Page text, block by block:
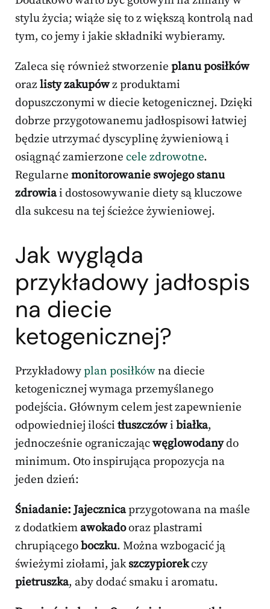
stylu życia; wiąże się to z większą kontrolą nad
tym, co jemy i jakie składniki wybieramy.
Zaleca się również stworzenie planu posiłków
orazlisty zakupówz produktami
dopuszczonymi w diecie ketogenicznej. Dzięki
dobrze przygotowanemu jadłospisowi łatwiej
będzie utrzymać dyscyplinę żywieniową i
osiągnąć zamierzone cele zdrowotne.
Regularne monitorowanie swojego stanu
zdrowiai dostosowywanie diety są kluczowe
dla sukcesu na tej ścieżce żywieniowej.
Jak wygląda
przykładowy jadłospis
na diecie
ketogenicznej?
Przykładowyplan posiłkówna diecie
ketogenicznej wymaga przemyślanego
podejścia. Głównym celem jest zapewnienie
odpowiedniej ilości tłuszczówi białka,
jednocześnie ograniczającwęglowodanydo
minimum. Oto inspirująca propozycja na
jeden dzień:
Śniadanie: Jajecznicaprzygotowana na maśle
z dodatkiemawokadooraz plastrami
chrupiącegoboczku. Można wzbogacić ją
świeżymi ziołami, jakszczypiorekczy
pietruszka, aby dodać smaku i aromatu.